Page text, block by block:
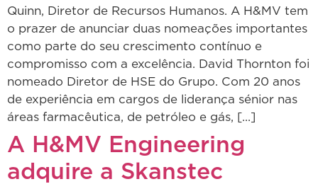
Quinn, Diretor de Recursos Humanos. A H&MV tem
o prazer de anunciar duas nomeações importantes
como parte do seu crescimento contínuo e
compromisso com a excelência. David Thornton foi
nomeado Diretor de HSE do Grupo. Com 20 anos
de experiência em cargos de liderança sénior nas
áreas farmacêutica, de petróleo e gás, [...]
A H&MV Engineering
adquire a Skanstec